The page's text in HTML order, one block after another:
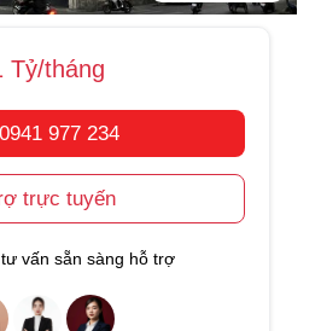
Tỷ/tháng
977 234
trực tuyến
vấn sẵn sàng hỗ trợ